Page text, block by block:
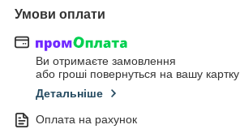
Умови оплати
Ви отримаєте замовлення
або гроші повернуться на вашу картку
Детальніше
Оплата на рахунок